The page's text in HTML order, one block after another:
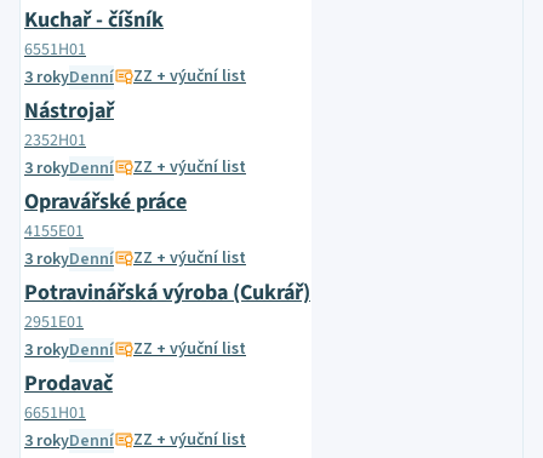
Kuchař - číšník
6551H01
3 rokyDenní ZZ + výuční list
Nástrojař
2352H01
3 rokyDenní ZZ + výuční list
Opravářské práce
4155E01
3 rokyDenní ZZ + výuční list
Potravinářská výroba (Cukrář)
2951E01
3 rokyDenní ZZ + výuční list
Prodavač
6651H01
3 rokyDenní ZZ + výuční list